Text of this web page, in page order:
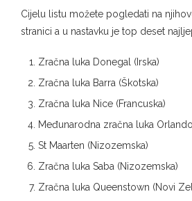
Cijelu listu možete pogledati na
stranici a u nastavku je top deset
Zračna luka Donegal (Irska)
Zračna luka Barra (Škotska)
Zračna luka Nice (Francuska)
Međunarodna zračna luka
St Maarten (Nizozemska)
Zračna luka Saba (Nizozemska)
Zračna luka Queenstown (Novi